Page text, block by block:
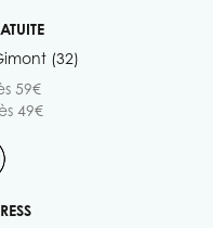
(32)
59€
49€